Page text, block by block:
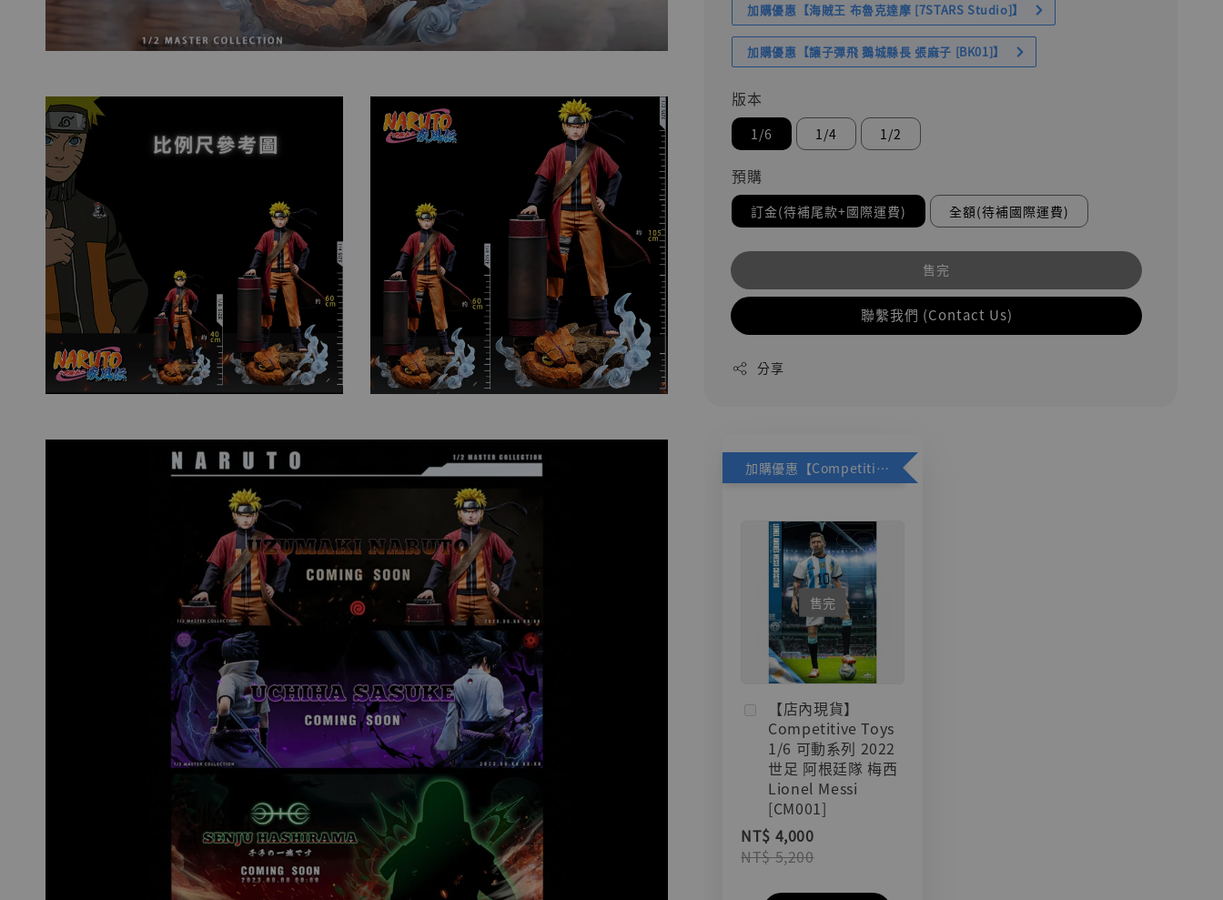
加購優惠【海賊王 布魯克達摩 [7STARS Studio]】
加購優惠【讓子彈飛 鵝城縣長 張麻子 [BK01]】
版本
1/6 1/4 1/2
預購
訂金(待補尾款+國際運費) 全額(待補國際運費)
售完
聯繫我們 (Contact Us)
分享
加購優惠【Competitive Toys 梅西 [CM001]】
售完
【店內現貨】
Competitive Toys
1/6 可動系列 2022
世足 阿根廷隊 梅西
Lionel Messi
[CM001]
NT$ 4,000
NT$ 5,200